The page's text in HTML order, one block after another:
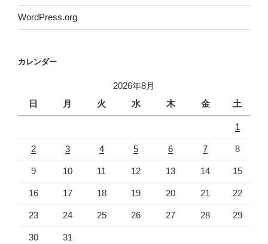
WordPress.org
カレンダー
2026年8月
日
月 火 水 木 金 土
1
2 3 4 5 6 7 8
9 10 11 12 13 14 15
16 17 18 19 20 21 22
23 24 25 26 27 28 29
30 31